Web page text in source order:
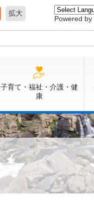
拡大
Powered by
子育て・福祉・介護・健
康